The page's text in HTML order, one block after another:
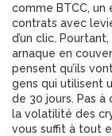
comme BTCC, un
contrats avec
d’un clic.
arnaque en
pensent qu’ils
gens qui utilisent
de 30 jours. Pas à
la volatilité des
vous suffit à tout